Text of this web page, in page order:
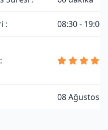
: 08:30 - 19:00
08 Ağustos